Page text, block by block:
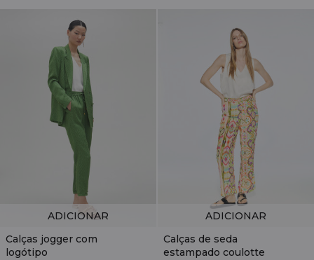
Calças jogger com
logótipo
ADICIONAR
Calças de seda
estampado coulotte
ADICIONAR